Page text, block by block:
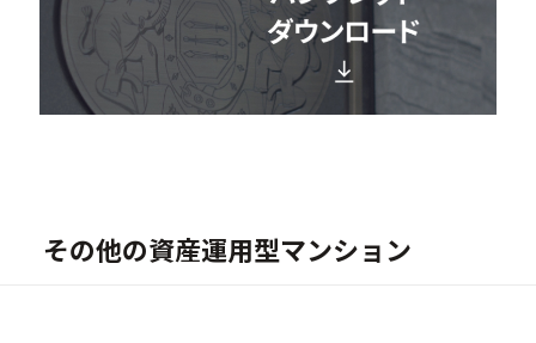
その他の資産運用型マンション